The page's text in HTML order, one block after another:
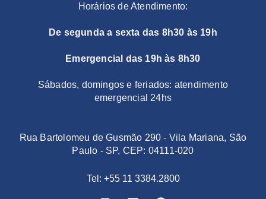
Horários de Atendimento:
De segunda a sexta das 8h30 às 19h
Emergencial das 19h às 8h30
Sábados, domingos e feriados: atendimento
emergencial 24hs
Rua Bartolomeu de Gusmão 290 - Vila Mariana, São
Paulo - SP, CEP: 04111-020
Tel: +55 11 3384.2800